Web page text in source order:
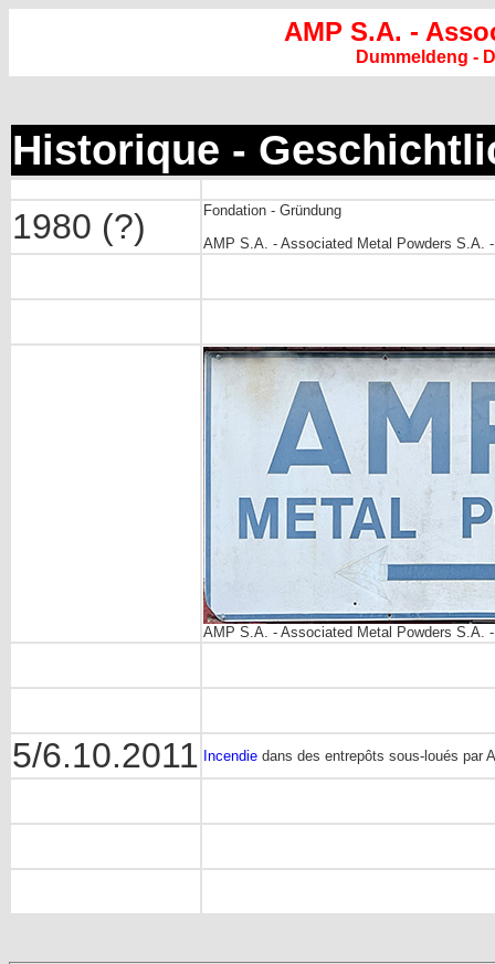
AMP S.A. -
Dummeldeng -
Historique -
1980 (?)
Fondation - Gründung
AMP S.A. - Associated Metal Powders S.A.
AMP S.A. - Associated Metal Powders S.A.
5/6.10.2011 Incendie dans des entrepôts sous-loués par